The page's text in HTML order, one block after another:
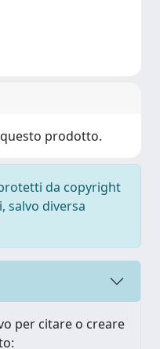
prodotto.
da copyright
salvo diversa
per citare o creare